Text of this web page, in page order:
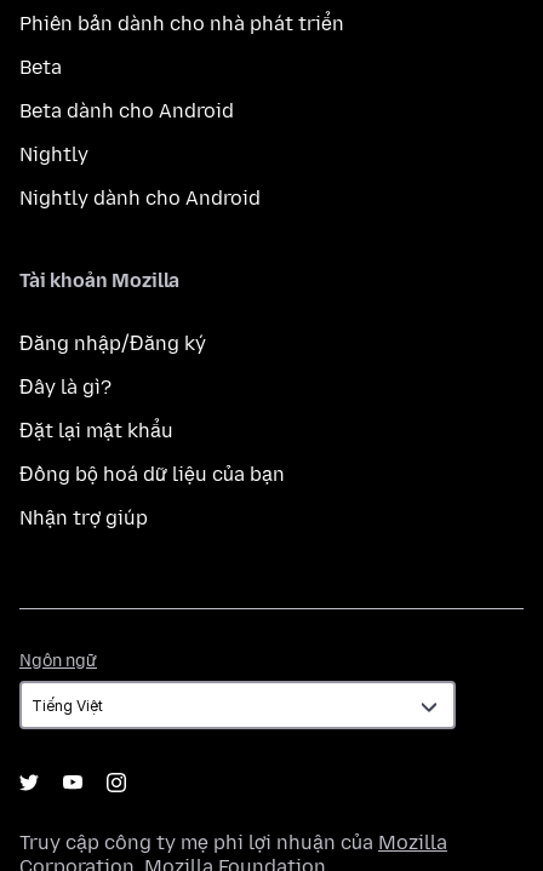
Phiên bản dành cho nhà phát triển
Beta
Beta dành cho Android
Nightly
Nightly dành cho Android
Tài khoản Mozilla
Đăng nhập/Đăng ký
Đây là gì?
Đặt lại mật khẩu
Đồng bộ hoá dữ liệu của bạn
Nhận trợ giúp
Ngôn ngữ
ngữ
Truy cập công ty mẹ phi lợi nhuận của Mozilla